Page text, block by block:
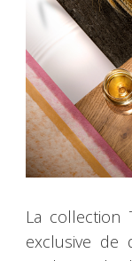
La collection
exclusive de